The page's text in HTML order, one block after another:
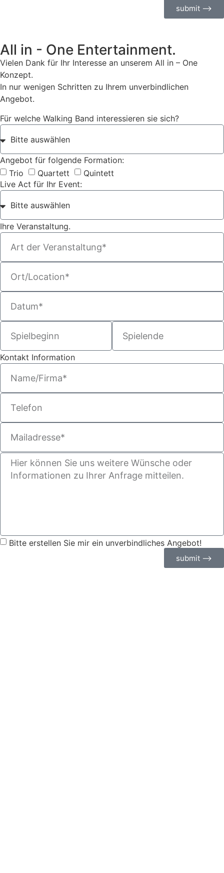
submit ⟶
All in - One Entertainment.
Vielen Dank für Ihr Interesse an unserem All in – One
Konzept.
In nur wenigen Schritten zu Ihrem unverbindlichen
Angebot.
Für welche Walking Band interessieren sie sich?
Angebot für folgende Formation:
Trio
Quartett
Quintett
Live Act für Ihr Event:
Ihre Veranstaltung.
Kontakt Information
Bitte erstellen Sie mir ein unverbindliches Angebot!
submit ⟶